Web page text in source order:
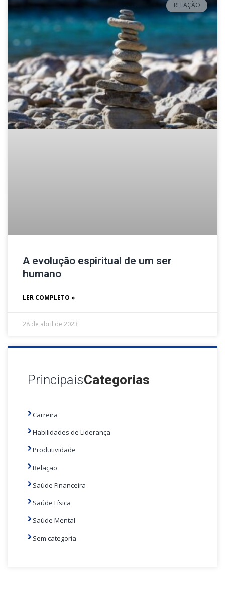
PrincipaisCategorias
Carreira
Habilidades de Liderança
Produtividade
Relação
Saúde Financeira
Saúde Física
Saúde Mental
Sem categoria
RELAÇÃO
A evolução espiritual de um ser
humano
LER COMPLETO »
28 de abril de 2023